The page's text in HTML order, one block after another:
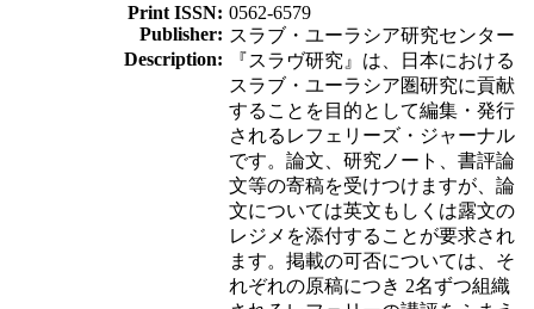
Print ISSN: 0562-6579
Publisher: スラブ・ユーラシア研究センター
Description:
『スラヴ研究』は、日本における
スラブ・ユーラシア圏研究に貢献
することを目的として編集・発行
されるレフェリーズ・ジャーナル
です。論文、研究ノート、書評論
文等の寄稿を受けつけますが、論
文については英文もしくは露文の
レジメを添付することが要求され
ます。掲載の可否については、そ
れぞれの原稿につき 2名ずつ組織